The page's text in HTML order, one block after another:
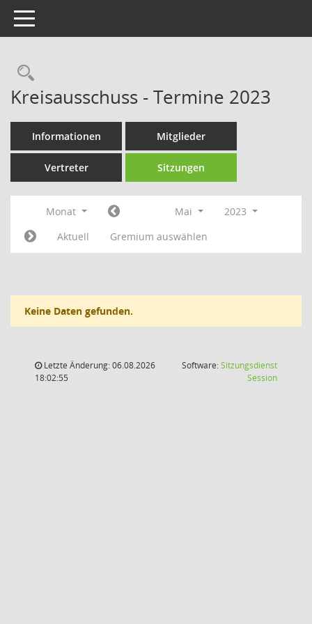
Toggle navigation
Rechercheauswahl
Kreisausschuss - Termine 2023
Informationen Mitglieder
Vertreter Sitzungen
Monat Mai
2023
Aktuell
Gremium auswählen
Keine Daten gefunden.
Letzte Änderung: 06.08.2026
18:02:55
Software:Sitzungsdienst
Session(Wird in